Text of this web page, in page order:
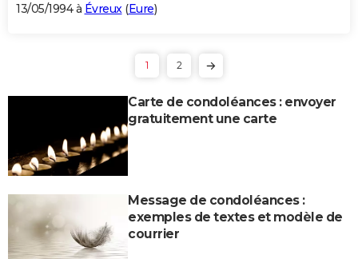
13/05/1994 à Évreux (Eure)
1 2
Carte de condoléances : envoyer
gratuitement une carte
Message de condoléances :
exemples de textes et modèle de
courrier